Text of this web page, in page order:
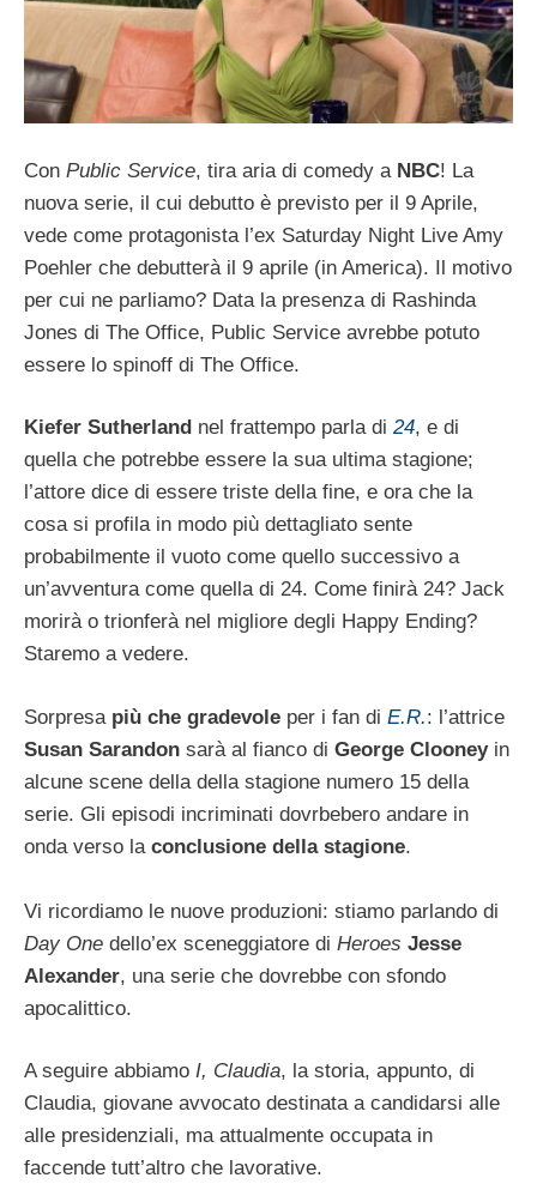
Con Public Service, tira aria di comedy a NBC! La
nuova serie, il cui debutto è previsto per il 9 Aprile,
vede come protagonista l’ex Saturday Night Live Amy
Poehler che debutterà il 9 aprile (in America). Il motivo
per cui ne parliamo? Data la presenza di Rashinda
Jones di The Office, Public Service avrebbe potuto
essere lo spinoff di The Office.
Kiefer Sutherland nel frattempo parla di 24, e di
quella che potrebbe essere la sua ultima stagione;
l’attore dice di essere triste della fine, e ora che la
cosa si profila in modo più dettagliato sente
probabilmente il vuoto come quello successivo a
un’avventura come quella di 24. Come finirà 24? Jack
morirà o trionferà nel migliore degli Happy Ending?
Staremo a vedere.
Sorpresa più che gradevole per i fan di E.R.: l’attrice
Susan Sarandon sarà al fianco di George Clooneyin
alcune scene della della stagione numero 15 della
serie. Gli episodi incriminati dovrbebero andare in
onda verso la conclusione della stagione.
Vi ricordiamo le nuove produzioni: stiamo parlando di
Day One dello’ex sceneggiatore di Heroes Jesse
Alexander, una serie che dovrebbe con sfondo
apocalittico.
A seguire abbiamo I, Claudia, la storia, appunto, di
Claudia, giovane avvocato destinata a candidarsi alle
alle presidenziali, ma attualmente occupata in
faccende tutt’altro che lavorative.